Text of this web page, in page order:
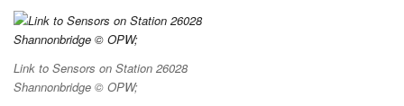
Link to Sensors on Station 26028
Shannonbridge © OPW;